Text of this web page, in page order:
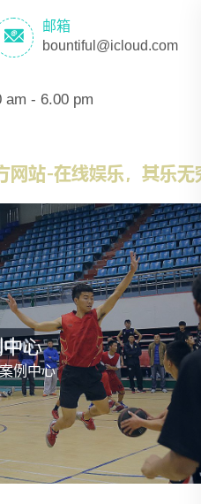
邮箱
bountiful@icloud.com
am - 6.00 pm
心
案例中心